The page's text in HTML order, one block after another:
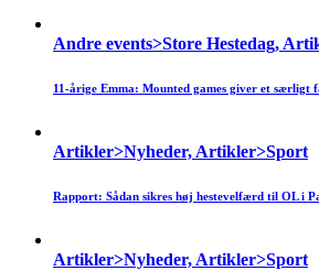
Andre events>Store Hestedag,
11-årige Emma: Mounted games giver et særligt
Artikler>Nyheder, Artikler>Sport
Rapport: Sådan sikres høj hestevelfærd til OL i
Artikler>Nyheder, Artikler>Sport